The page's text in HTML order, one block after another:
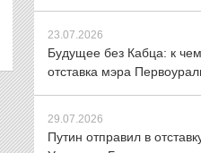
23.07.2026
Будущее без Кабца: к
отставка мэра
29.07.2026
Путин отправил в